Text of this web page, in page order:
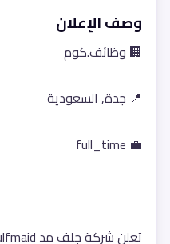
وصف الإعلان
🏢 وظائف.كوم
📍 جدة, السعودية
💼 full_time